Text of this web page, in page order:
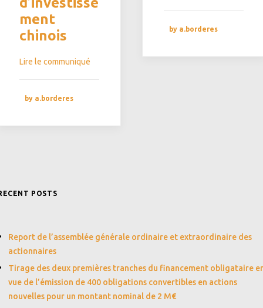
by a.borderes
ment
chinois
Lire le communiqué
by a.borderes
POSTS
Report de l’assemblée générale ordinaire et extraordinaire des
actionnaires
Tirage des deux premières tranches du financement obligataire
vue de l’émission de 400 obligations convertibles en actions
nouvelles pour un montant nominal de 2 M€